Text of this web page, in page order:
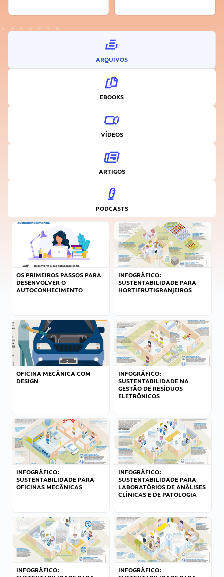
ARQUIVOS
EBOOKS
VÍDEOS
ARTIGOS
PODCASTS
OS PRIMEIROS PASSOS PARA
DESENVOLVER O
AUTOCONHECIMENTO
INFOGRÁFICO:
SUSTENTABILIDADE PARA
HORTIFRUTIGRANJEIROS
OFICINA MECÂNICA COM
DESIGN
INFOGRÁFICO:
SUSTENTABILIDADE NA
GESTÃO DE RESÍDUOS
ELETRÔNICOS
INFOGRÁFICO:
SUSTENTABILIDADE PARA
OFICINAS MECÂNICAS
INFOGRÁFICO:
SUSTENTABILIDADE PARA
LABORATÓRIOS DE ANÁLISES
CLÍNICAS E DE PATOLOGIA
INFOGRÁFICO:
INFOGRÁFICO: